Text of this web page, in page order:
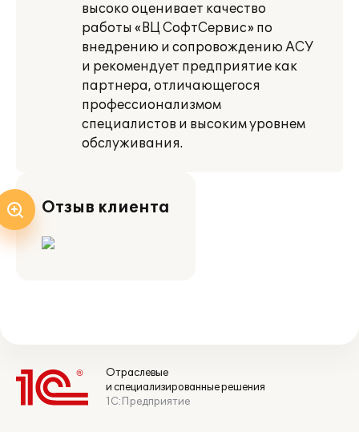
высоко оценивает качество
работы «ВЦ СофтСервис» по
внедрению и сопровождению АСУ
и рекомендует предприятие как
партнера, отличающегося
профессионализмом
специалистов и высоким уровнем
обслуживания.
Отзыв клиента
Отраслевые
и специализированные решения
1С:Предприятие